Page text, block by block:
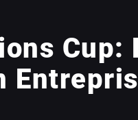
Cup: